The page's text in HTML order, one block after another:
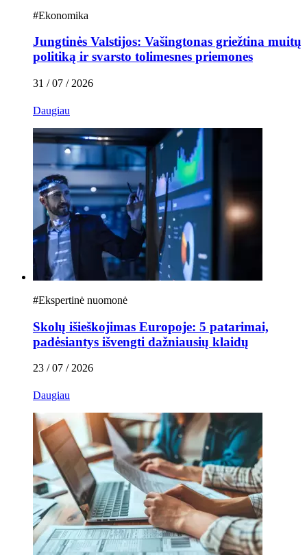
#Ekonomika
Jungtinės Valstijos: Vašingtonas griežtina muitų
politiką ir svarsto tolimesnes priemones
31 / 07 / 2026
Daugiau
#Ekspertinė nuomonė
Skolų išieškojimas Europoje: 5 patarimai,
padėsiantys išvengti dažniausių klaidų
23 / 07 / 2026
Daugiau